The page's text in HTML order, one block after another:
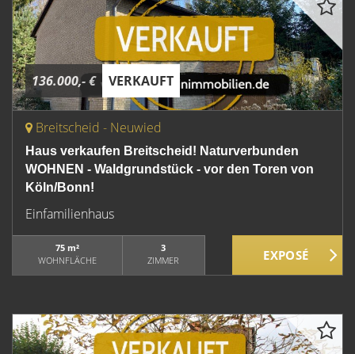
136.000,- € VERKAUFT
Breitscheid - Neuwied
Haus verkaufen Breitscheid! Naturverbunden
WOHNEN - Waldgrundstück - vor den Toren von
Köln/Bonn!
Einfamilienhaus
75 m²
WOHNFLÄCHE
3
ZIMMER